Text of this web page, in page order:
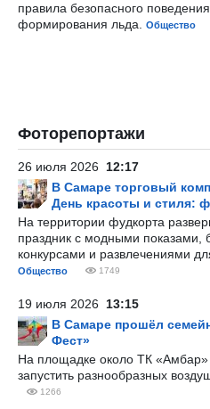
правила безопасного
формирования льда.
Общество
Фоторепортажи
26 июля 2026 12:17
В Самаре торговый
День красоты и стиля:
На территории фудкорта
праздник с модными показами,
конкурсами и развлечениями
Общество 1749
19 июля 2026 13:15
В Самаре прошёл
Фест»
На площадке около ТК
запустить разнообразных
1266